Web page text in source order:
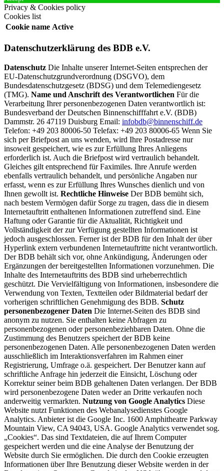
Privacy & Cookies policy
Cookies list
Cookie name Active
Datenschutzerklärung des BDB e.V.
Datenschutz Die Inhalte unserer Internet-Seiten entsprechen der
EU-Datenschutzgrundverordnung (DSGVO), dem
Bundesdatenschutzgesetz (BDSG) und dem Telemediengesetz
(TMG). Name und Anschrift des Verantwortlichen Für die
Verarbeitung Ihrer personenbezogenen Daten verantwortlich ist:
Bundesverband der Deutschen Binnenschifffahrt e.V. (BDB)
Dammstr. 26 47119 Duisburg Email: infobdb@binnenschiff.de
Telefon: +49 203 80006-50 Telefax: +49 203 80006-65 Wenn Sie
sich per Briefpost an uns wenden, wird Ihre Postadresse nur
insoweit gespeichert, wie es zur Erfüllung Ihres Anliegens
erforderlich ist. Auch die Briefpost wird vertraulich behandelt.
Gleiches gilt entsprechend für Faximiles. Ihre Anrufe werden
ebenfalls vertraulich behandelt, und persönliche Angaben nur
erfasst, wenn es zur Erfüllung Ihres Wunsches dienlich und von
Ihnen gewollt ist. Rechtliche Hinweise Der BDB bemüht sich,
nach bestem Vermögen dafür Sorge zu tragen, dass die in diesem
Internetauftritt enthaltenen Informationen zutreffend sind. Eine
Haftung oder Garantie für die Aktualität, Richtigkeit und
Vollständigkeit der zur Verfügung gestellten Informationen ist
jedoch ausgeschlossen. Ferner ist der BDB für den Inhalt der über
Hyperlink extern verbundenen Internetauftritte nicht verantwortlich.
Der BDB behält sich vor, ohne Ankündigung, Änderungen oder
Ergänzungen der bereitgestellten Informationen vorzunehmen. Die
Inhalte des Internetauftritts des BDB sind urheberrechtlich
geschützt. Die Vervielfältigung von Informationen, insbesondere die
Verwendung von Texten, Textteilen oder Bildmaterial bedarf der
vorherigen schriftlichen Genehmigung des BDB. Schutz
personenbezogener Daten Die Internet-Seiten des BDB sind
anonym zu nutzen. Sie enthalten keine Abfragen zu
personenbezogenen oder personenbeziehbaren Daten. Ohne die
Zustimmung des Benutzers speichert der BDB keine
personenbezogenen Daten. Alle personenbezogenen Daten werden
ausschließlich im Interaktionsverfahren im Rahmen einer
Registrierung, Umfrage o.ä. gespeichert. Der Benutzer kann auf
schriftliche Anfrage hin jederzeit die Einsicht, Löschung oder
Korrektur seiner beim BDB gehaltenen Daten verlangen. Der BDB
wird personenbezogene Daten weder an Dritte verkaufen noch
anderweitig vermarkten. Nutzung von Google Analytics Diese
Website nutzt Funktionen des Webanalysedienstes Google
Analytics. Anbieter ist die Google Inc. 1600 Amphitheatre Parkway
Mountain View, CA 94043, USA. Google Analytics verwendet sog.
„Cookies“. Das sind Textdateien, die auf Ihrem Computer
gespeichert werden und die eine Analyse der Benutzung der
Website durch Sie ermöglichen. Die durch den Cookie erzeugten
Informationen über Ihre Benutzung dieser Website werden in der